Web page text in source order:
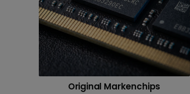
Original Markenchips